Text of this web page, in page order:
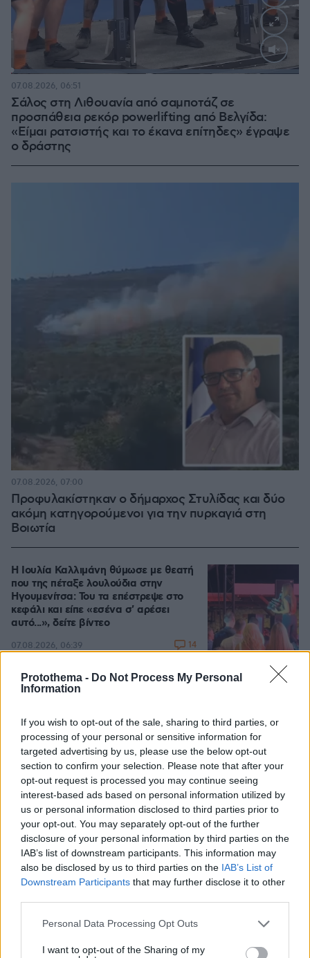
Protothema - Do Not Process My Personal
Information
If you wish to opt-out of the sale, sharing to third parties, or
processing of your personal or sensitive information for
targeted advertising by us, please use the below opt-out
section to confirm your selection. Please note that after your
opt-out request is processed you may continue seeing
interest-based ads based on personal information utilized by
us or personal information disclosed to third parties prior to
your opt-out. You may separately opt-out of the further
disclosure of your personal information by third parties on the
IAB’s list of downstream participants. This information may
also be disclosed by us to third parties on the IAB’s List of
Downstream Participants that may further disclose it to other
Please note that this website/app uses one or more Google
not limited to your visit or usage behaviour. You may click to
Personal Data Processing Opt Outs
I want to opt-out of the Sharing of my
Loaded:
Σάλος στη Λιθουανία από σαμποτάζ σε
προσπάθεια ρεκόρ powerlifting από Βελγίδα:
«Είμαι ρατσιστής και το έκανα επίτηδες» έγραψε
ο δράστης
07.08.2026, 06:51
Προφυλακίστηκαν ο δήμαρχος Στυλίδας και δύο
ακόμη κατηγορούμενοι για την πυρκαγιά στη
Βοιωτία
07.08.2026, 07:00
Η Ιουλία Καλλιμάνη θύμωσε με θεατή
που της πέταξε λουλούδια στην
Ηγουμενίτσα: Του τα επέστρεψε στο
κεφάλι και είπε «εσένα σ' αρέσει
αυτό...», δείτε βίντεο
07.08.2026, 06:39 14
Οργή στο Περού για το βίντεο της
26χρονη τραγουδίστρια: «Σιγά-σιγά
θα το ξεπεράσεις» της έλεγαν από τη
μπάντα της
07.08.2026, 07:16
Η αποκαλυπτική κατάθεση της
συζύγου του Αφγανού: Πώς
γνωρίσαμε τη Λίσα, γιατί υποψιάστηκα
ότι ήταν το πτώμα στη βαλίτσα
06.08.2026, 12:32 295
Πέθανε το άσπρο κουτάβι που
συμβίωνε με αγέλη λύκων στην